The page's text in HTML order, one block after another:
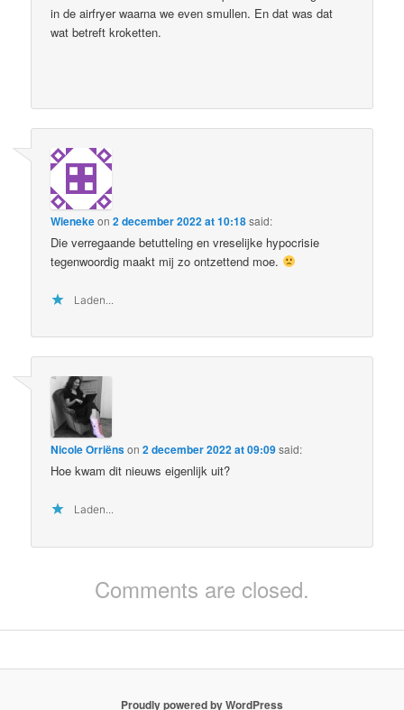
in de airfryer waarna we even smullen. En dat was dat
wat betreft kroketten.
Wienekeon2 december 2022 at 10:18said:
Die verregaande betutteling en vreselijke hypocrisie
tegenwoordig maakt mij zo ontzettend moe.
Laden...
Nicole Orriënson2 december 2022 at 09:09said:
Hoe kwam dit nieuws eigenlijk uit?
Laden...
Comments are closed.
Proudly powered by WordPress